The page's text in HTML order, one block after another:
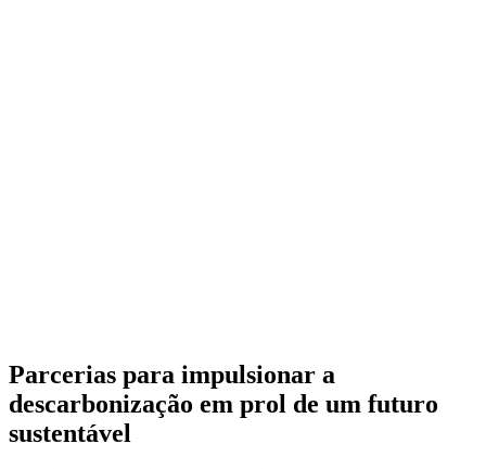
Parcerias para impulsionar a
descarbonização em prol de um futuro
sustentável